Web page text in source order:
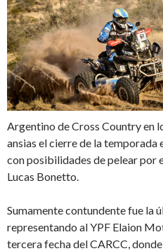
Argentino de Cross Country en
ansias el cierre de la temporada
con posibilidades de pelear por
Lucas Bonetto.
Sumamente contundente fue la
representando al YPF Elaion
tercera fecha del CARCC,